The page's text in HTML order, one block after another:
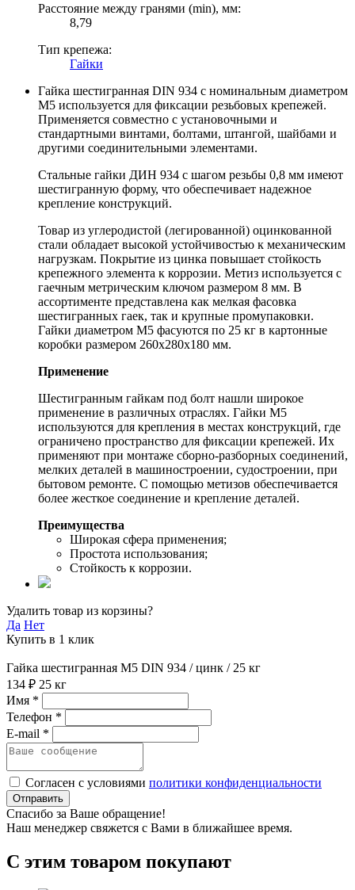
Расстояние между гранями (min), мм:
8,79
Тип крепежа:
Гайки
Гайка шестигранная DIN 934 c номинальным диаметром
М5 используется для фиксации резьбовых крепежей.
Применяется совместно с установочными и
стандартными винтами, болтами, штангой, шайбами и
другими соединительными элементами.
Стальные гайки ДИН 934 с шагом резьбы 0,8 мм имеют
шестигранную форму, что обеспечивает надежное
крепление конструкций.
Товар из углеродистой (легированной) оцинкованной
стали обладает высокой устойчивостью к механическим
нагрузкам. Покрытие из цинка повышает стойкость
крепежного элемента к коррозии. Метиз используется с
гаечным метрическим ключом размером 8 мм. В
ассортименте представлена как мелкая фасовка
шестигранных гаек, так и крупные промупаковки.
Гайки диаметром М5 фасуются по 25 кг в картонные
коробки размером 260х280х180 мм.
Применение
Шестигранным гайкам под болт нашли широкое
применение в различных отраслях. Гайки М5
используются для крепления в местах конструкций, где
ограничено пространство для фиксации крепежей. Их
применяют при монтаже сборно-разборных соединений,
мелких деталей в машиностроении, судостроении, при
бытовом ремонте. С помощью метизов обеспечивается
более жесткое соединение и крепление деталей.
Преимущества
Широкая сфера применения;
Простота использования;
Стойкость к коррозии.
Удалить товар из корзины?
Да Нет
Купить в 1 клик
Гайка шестигранная М5 DIN 934 / цинк / 25 кг
134 ₽ 25 кг
Имя *
Телефон *
E-mail *
Согласен с условиями политики конфиденциальности
Отправить
Спасибо за Ваше обращение!
Наш менеджер свяжется с Вами в ближайшее время.
С этим товаром покупают